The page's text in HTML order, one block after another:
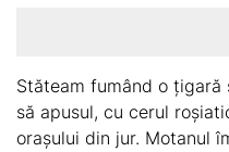
Stăteam fumând o țigară
să apusul, cu cerul
orașului din jur. Motanul